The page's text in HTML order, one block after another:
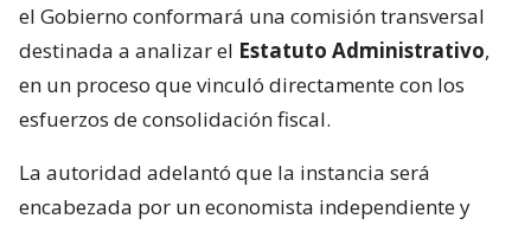
el Gobierno conformará una comisión transversal
destinada a analizar el Estatuto Administrativo,
en un proceso que vinculó directamente con los
esfuerzos de consolidación fiscal.
La autoridad adelantó que la instancia será
encabezada por un economista independiente y